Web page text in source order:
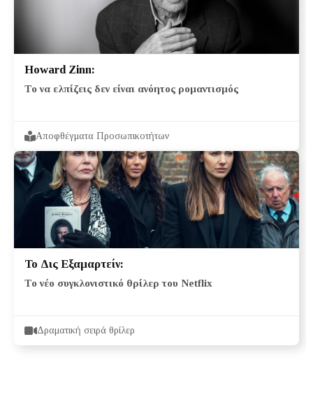
Howard Zinn:
Το να ελπίζεις δεν είναι ανόητος ρομαντισμός
Αποφθέγματα Προσωπικοτήτων
Το Δις Εξαμαρτείν:
Το νέο συγκλονιστικό θρίλερ του Netflix
Δραματική σειρά θρίλερ